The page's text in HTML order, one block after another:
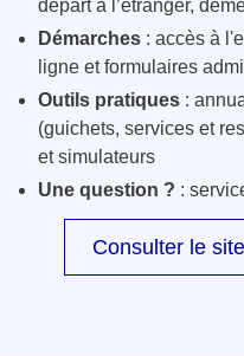
départ à l’étranger,
Démarches : accès à
ligne et formulaires
Outils pratiques :
(guichets, services et
et simulateurs
Une question ? :
Consulter le